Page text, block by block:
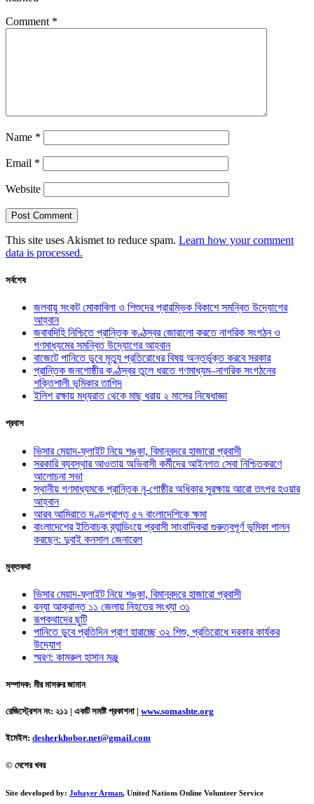
Comment *
Name *
Email *
Website
This site uses Akismet to reduce spam. Learn how your comment
data is processed.
সর্বশেষ
জলবায়ু সংকট মোকাবিলা ও শিশুদের প্রারম্ভিক বিকাশে সমন্বিত উদ্যোগের
আহ্বান
জবাবদিহি নিশ্চিতে প্রান্তিক কণ্ঠস্বর জোরালো করতে নাগরিক সংগঠন ও
গণমাধ্যমের সমন্বিত উদ্যোগের আহ্বান
বাজেটে পানিতে ডুবে মৃত্যু প্রতিরোধের বিষয় অন্তর্ভুক্ত করবে সরকার
প্রান্তিক জনগোষ্ঠীর কণ্ঠস্বর তুলে ধরতে গণমাধ্যম–নাগরিক সংগঠনের
শক্তিশালী ভূমিকার তাগিদ
ইলিশ রক্ষায় মধ্যরাত থেকে মাছ ধরায় ২ মাসের নিষেধাজ্ঞা
প্রবাস
ভিসার মেয়াদ-ফ্লাইট নিয়ে শঙ্কা, বিমানবন্দরে হাজারো প্রবাসী
সরকারি ব্যবস্থার আওতায় অভিবাসী কর্মীদের আইনগত সেবা নিশ্চিতকরণে
আলোচনা সভা
স্থানীয় গণমাধ্যমকে প্রান্তিক নৃ-গোষ্ঠীর অধিকার সুরক্ষায় আরো তৎপর হওয়ার
আহ্বান
আরব আমিরাতে দণ্ডপ্রাপ্ত ৫৭ বাংলাদেশিকে ক্ষমা
বাংলাদেশের ইতিবাচক ব্র্যান্ডিংয়ে প্রবাসী সাংবাদিকরা গুরুত্বপূর্ণ ভূমিকা পালন
করছেন: দুবাই কনসাল জেনারেল
মুক্তকথা
ভিসার মেয়াদ-ফ্লাইট নিয়ে শঙ্কা, বিমানবন্দরে হাজারো প্রবাসী
বন্যা আক্রান্ত ১১ জেলায় নিহতের সংখ্যা ৩১
রূপকথাদের ছুটি
পানিতে ডুবে প্রতিদিন প্রাণ হারাচ্ছে ৩২ শিশু, প্রতিরোধে দরকার কার্যকর
উদ্যোগ
স্মরণ: কামরুল হাসান মঞ্জু
সম্পাদক: মীর মাসরুর জামান
রেজিস্ট্রেশন নং: ২১১ | একটি সমষ্টি প্রকাশনা | www.somashte.org
ইমেইল: desherkhobor.net@gmail.com
© দেশের খবর
Site developed by: Jobayer Arman, United Nations Online Volunteer Service